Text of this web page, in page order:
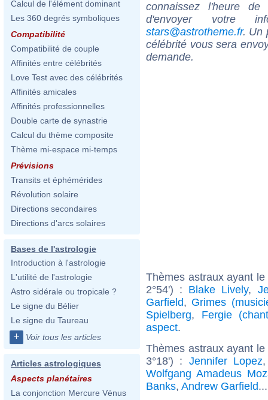
Calcul de l'élément dominant
Les 360 degrés symboliques
Compatibilité
Compatibilité de couple
Affinités entre célébrités
Love Test avec des célébrités
Affinités amicales
Affinités professionnelles
Double carte de synastrie
Calcul du thème composite
Thème mi-espace mi-temps
Prévisions
Transits et éphémérides
Révolution solaire
Directions secondaires
Directions d'arcs solaires
Bases de l'astrologie
Introduction à l'astrologie
L'utilité de l'astrologie
Astro sidérale ou tropicale ?
Le signe du Bélier
Le signe du Taureau
+ Voir tous les articles
Articles astrologiques
Aspects planétaires
La conjonction Mercure Vénus
connaissez l'heure
d'envoyer votre
stars@astrotheme.fr. Un
célébrité vous sera
demande.
Thèmes astraux ayant
2°54') : Blake Lively,
Garfield, Grimes
Spielberg, Fergie
aspect.
Thèmes astraux ayant
3°18') : Jennifer Lopez
Wolfgang Amadeus
Banks, Andrew Garfield